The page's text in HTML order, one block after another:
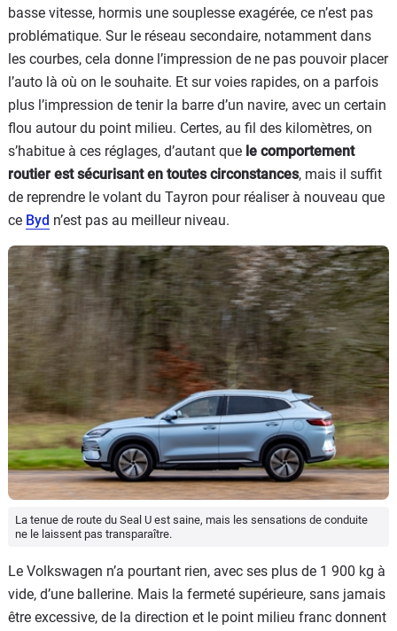
basse vitesse, hormis une souplesse exagérée, ce n’est pas
problématique. Sur le réseau secondaire, notamment dans
les courbes, cela donne l’impression de ne pas pouvoir placer
l’auto là où on le souhaite. Et sur voies rapides, on a parfois
plus l’impression de tenir la barre d’un navire, avec un certain
flou autour du point milieu. Certes, au fil des kilomètres, on
s’habitue à ces réglages, d’autant que le comportement
routier est sécurisant en toutes circonstances, mais il suffit
de reprendre le volant du Tayron pour réaliser à nouveau que
ce Byd n’est pas au meilleur niveau.
La tenue de route du Seal U est saine, mais les sensations de conduite
ne le laissent pas transparaître.
Le Volkswagen n’a pourtant rien, avec ses plus de 1 900 kg à
vide, d’une ballerine. Mais la fermeté supérieure, sans jamais
être excessive, de la direction et le point milieu franc donnent